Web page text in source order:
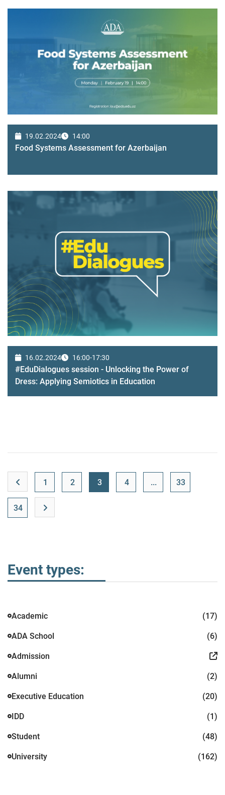
19.02.2024 14:00
Food Systems Assessment for Azerbaijan
16.02.2024 16:00-17:30
#EduDialogues session - Unlocking the Power of
Dress: Applying Semiotics in Education
1 2 3 4 ... 33
34
Event types:
Academic (17)
ADA School (6)
Admission
Alumni (2)
Executive Education (20)
IDD (1)
Student (48)
University (162)